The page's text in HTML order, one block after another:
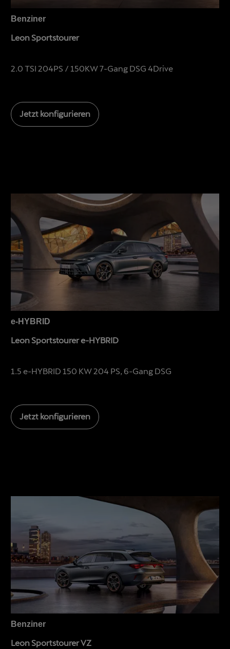
Benziner
Leon Sportstourer
2.0 TSI 204PS / 150KW 7-Gang DSG 4Drive
Jetzt konfigurieren
e-HYBRID
Leon Sportstourer e-HYBRID
1.5 e-HYBRID 150 KW 204 PS, 6-Gang DSG
Jetzt konfigurieren
Benziner
Leon Sportstourer VZ